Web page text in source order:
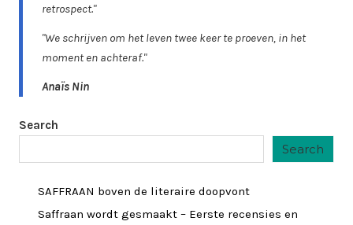
retrospect."
"We schrijven om het leven twee keer te proeven, in het
moment en achteraf."
Anaïs Nin
Search
Search
SAFFRAAN boven de literaire doopvont
Saffraan wordt gesmaakt – Eerste recensies en